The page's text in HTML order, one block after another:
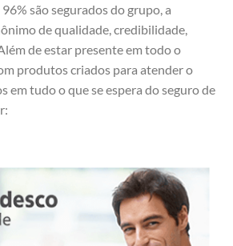
são segurados do grupo, a
de qualidade, credibilidade,
de estar presente em todo o
produtos criados para atender o
em tudo o que se espera do seguro de